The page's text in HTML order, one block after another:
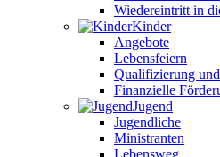
Wiedereintritt in
Kinder
Angebote
Lebensfeiern
Qualifizierung
Finanzielle
Jugend
Jugendliche
Ministranten